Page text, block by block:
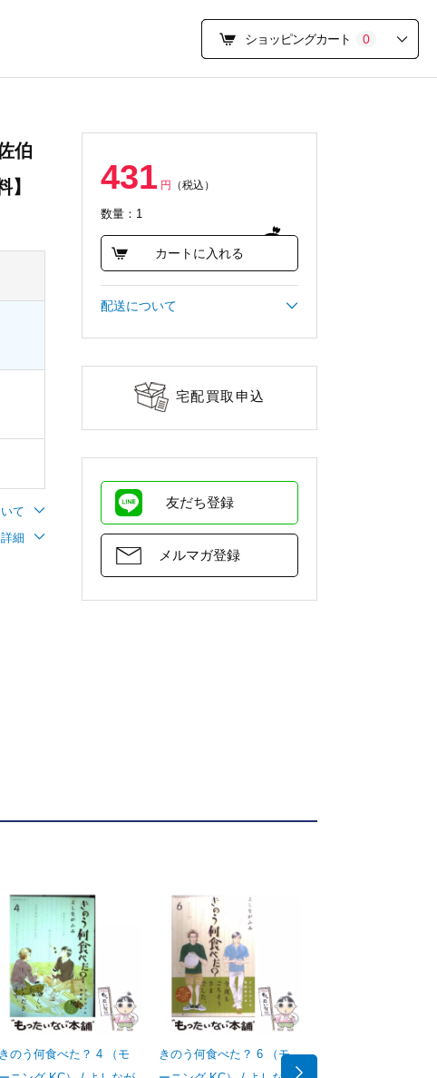
ショッピングカート 0
431 円 （税込）
数量：1
カートに入れる
配送について
宅配買取申込
友だち登録
メルマガ登録
伯
て
細
きのう何食べた？ 4 （モ
きのう何食べた？ 6 （モ